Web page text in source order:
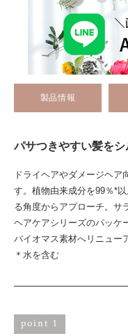
製品情報
パサつきやすい髪を
ドライヘアやダメージヘ
す。植物由来成分を99％*
る角度からアプローチ。サ
ヘアケアシリーズのパッケ
バイオマス素材へリニュー
＊水を含む
point 1